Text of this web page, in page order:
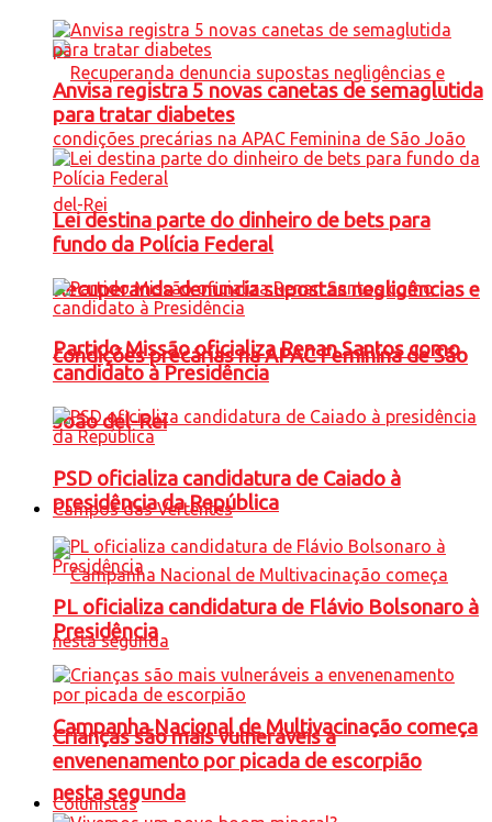
Recuperanda denuncia supostas negligências e
condições precárias na APAC Feminina de São
João del-Rei
Campos das Vertentes
Campanha Nacional de Multivacinação começa
nesta segunda
Anvisa registra 5 novas canetas de semaglutida
para tratar diabetes
Lei destina parte do dinheiro de bets para
fundo da Polícia Federal
Partido Missão oficializa Renan Santos como
candidato à Presidência
PSD oficializa candidatura de Caiado à
presidência da República
PL oficializa candidatura de Flávio Bolsonaro à
Presidência
Crianças são mais vulneráveis a
envenenamento por picada de escorpião
Colunistas